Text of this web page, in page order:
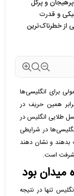
و پرگل
و قدرت
از خطرناک‌ترین
برای انگلیسی‌ها
همین حریف در
جایی که نسل طلایی انگلیس در
در شرایطی
و نشان دهند
است.
میدان بود
تنها در نتیجه